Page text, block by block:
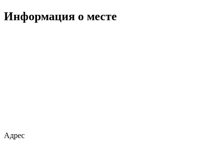
Информация о месте
Адрес